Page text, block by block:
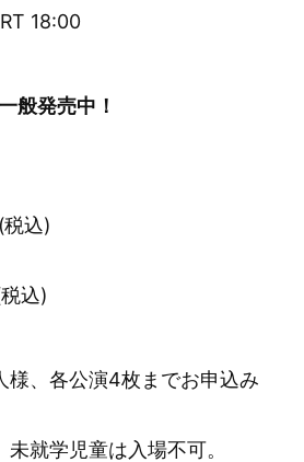
18:00
般発売中！
込)
込)
様、各公演4枚までお申込み
就学児童は入場不可。